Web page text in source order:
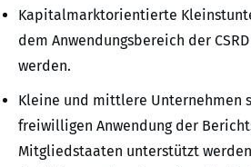
Kapitalmarktorientierte
dem Anwendungsbereich der
werden.
Kleine und mittlere Unternehmen
freiwilligen Anwendung der
Mitgliedstaaten unterstützt